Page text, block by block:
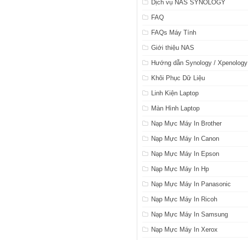
Dịch vụ NAS SYNOLOGY
FAQ
FAQs Máy Tính
Giới thiệu NAS
Hướng dẫn Synology / Xpenology
Khôi Phục Dữ Liệu
Linh Kiện Laptop
Màn Hình Laptop
Nạp Mực Máy In Brother
Nạp Mực Máy In Canon
Nạp Mực Máy In Epson
Nạp Mực Máy In Hp
Nạp Mực Máy In Panasonic
Nạp Mực Máy In Ricoh
Nạp Mực Máy In Samsung
Nạp Mực Máy In Xerox